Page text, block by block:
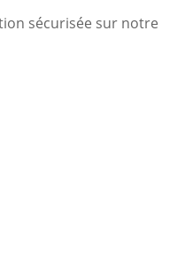
sécurisée sur notre